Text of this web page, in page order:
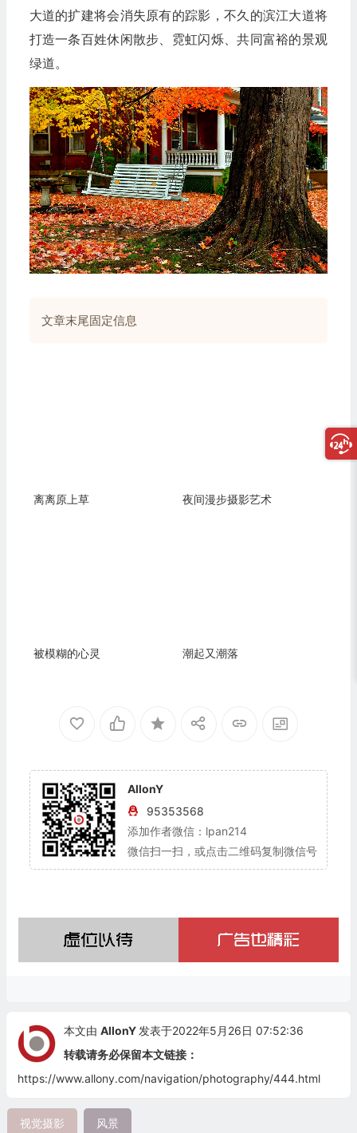
大道的扩建将会消失原有的踪影，不久的滨江大道将
打造一条百姓休闲散步、霓虹闪烁、共同富裕的景观
绿道。
文章末尾固定信息
离离原上草 夜间漫步摄影艺术
被模糊的心灵 潮起又潮落
AllonY
95353568
添加作者微信：lpan214
微信扫一扫，或点击二维码复制微信号
本文由 AllonY 发表于2022年5月26日 07:52:36
转载请务必保留本文链接：
https://www.allony.com/navigation/photography/444.html
视觉摄影 风景